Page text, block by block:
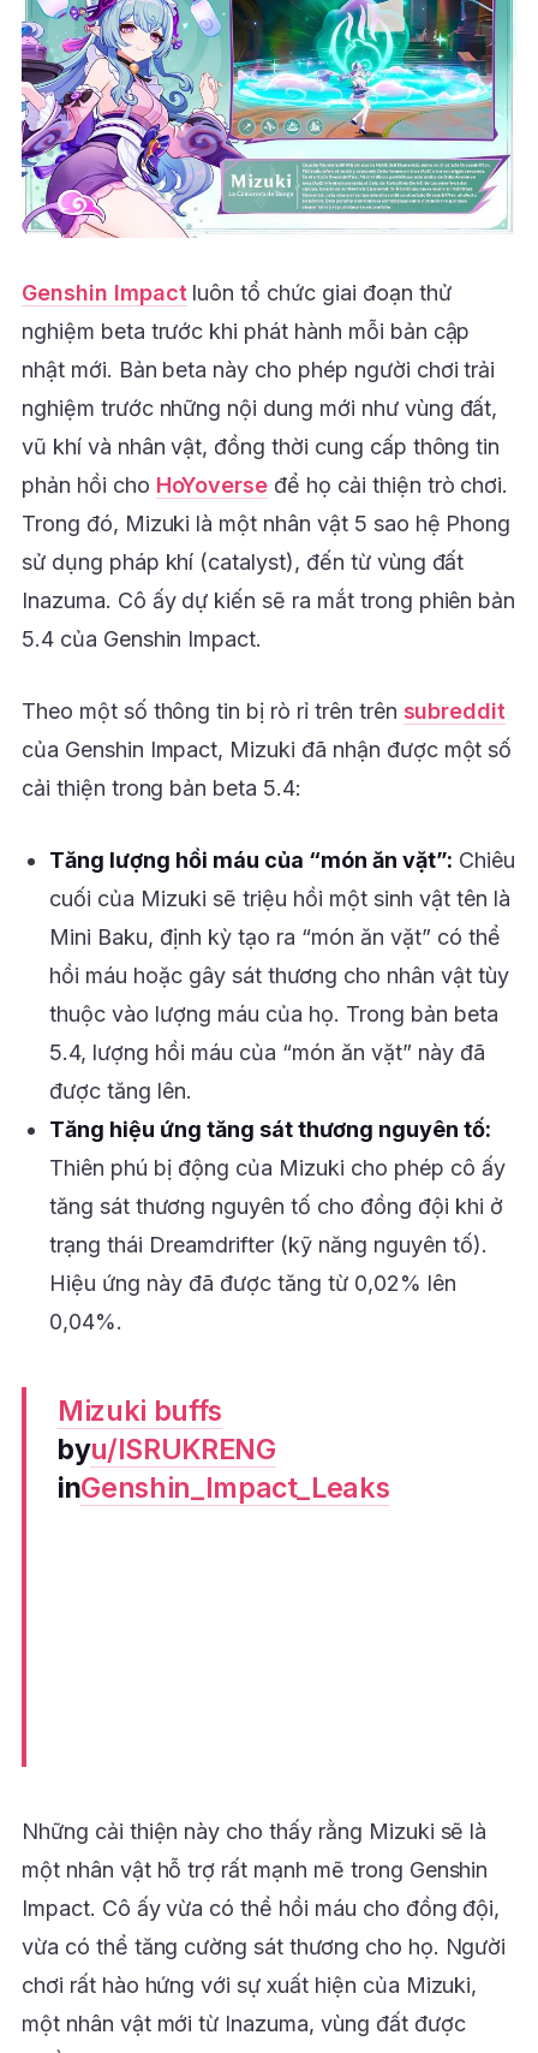
Genshin Impactluôn tổ chức giai đoạn thử
nghiệm beta trước khi phát hành mỗi bản cập
nhật mới. Bản beta này cho phép người chơi trải
nghiệm trước những nội dung mới như vùng đất,
vũ khí và nhân vật, đồng thời cung cấp thông tin
phản hồi cho HoYoverse để họ cải thiện trò chơi.
Trong đó, Mizuki là một nhân vật 5 sao hệ Phong
sử dụng pháp khí (catalyst), đến từ vùng đất
Inazuma. Cô ấy dự kiến sẽ ra mắt trong phiên bản
5.4 của Genshin Impact.
Theo một số thông tin bị rò rỉ trên trên subreddit
của Genshin Impact, Mizuki đã nhận được một số
cải thiện trong bản beta 5.4:
Tăng lượng hồi máu của “món ăn vặt”: Chiêu
cuối của Mizuki sẽ triệu hồi một sinh vật tên là
Mini Baku, định kỳ tạo ra “món ăn vặt” có thể
hồi máu hoặc gây sát thương cho nhân vật tùy
thuộc vào lượng máu của họ. Trong bản beta
5.4, lượng hồi máu của “món ăn vặt” này đã
được tăng lên.
Tăng hiệu ứng tăng sát thương nguyên tố:
Thiên phú bị động của Mizuki cho phép cô ấy
tăng sát thương nguyên tố cho đồng đội khi ở
trạng thái Dreamdrifter (kỹ năng nguyên tố).
Hiệu ứng này đã được tăng từ 0,02% lên
0,04%.
Mizuki buffs
byu/ISRUKRENG
inGenshin_Impact_Leaks
Những cải thiện này cho thấy rằng Mizuki sẽ là
một nhân vật hỗ trợ rất mạnh mẽ trong Genshin
Impact. Cô ấy vừa có thể hồi máu cho đồng đội,
vừa có thể tăng cường sát thương cho họ. Người
chơi rất hào hứng với sự xuất hiện của Mizuki,
một nhân vật mới từ Inazuma, vùng đất được